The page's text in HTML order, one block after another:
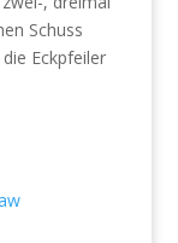
Schuss
Eckpfeiler